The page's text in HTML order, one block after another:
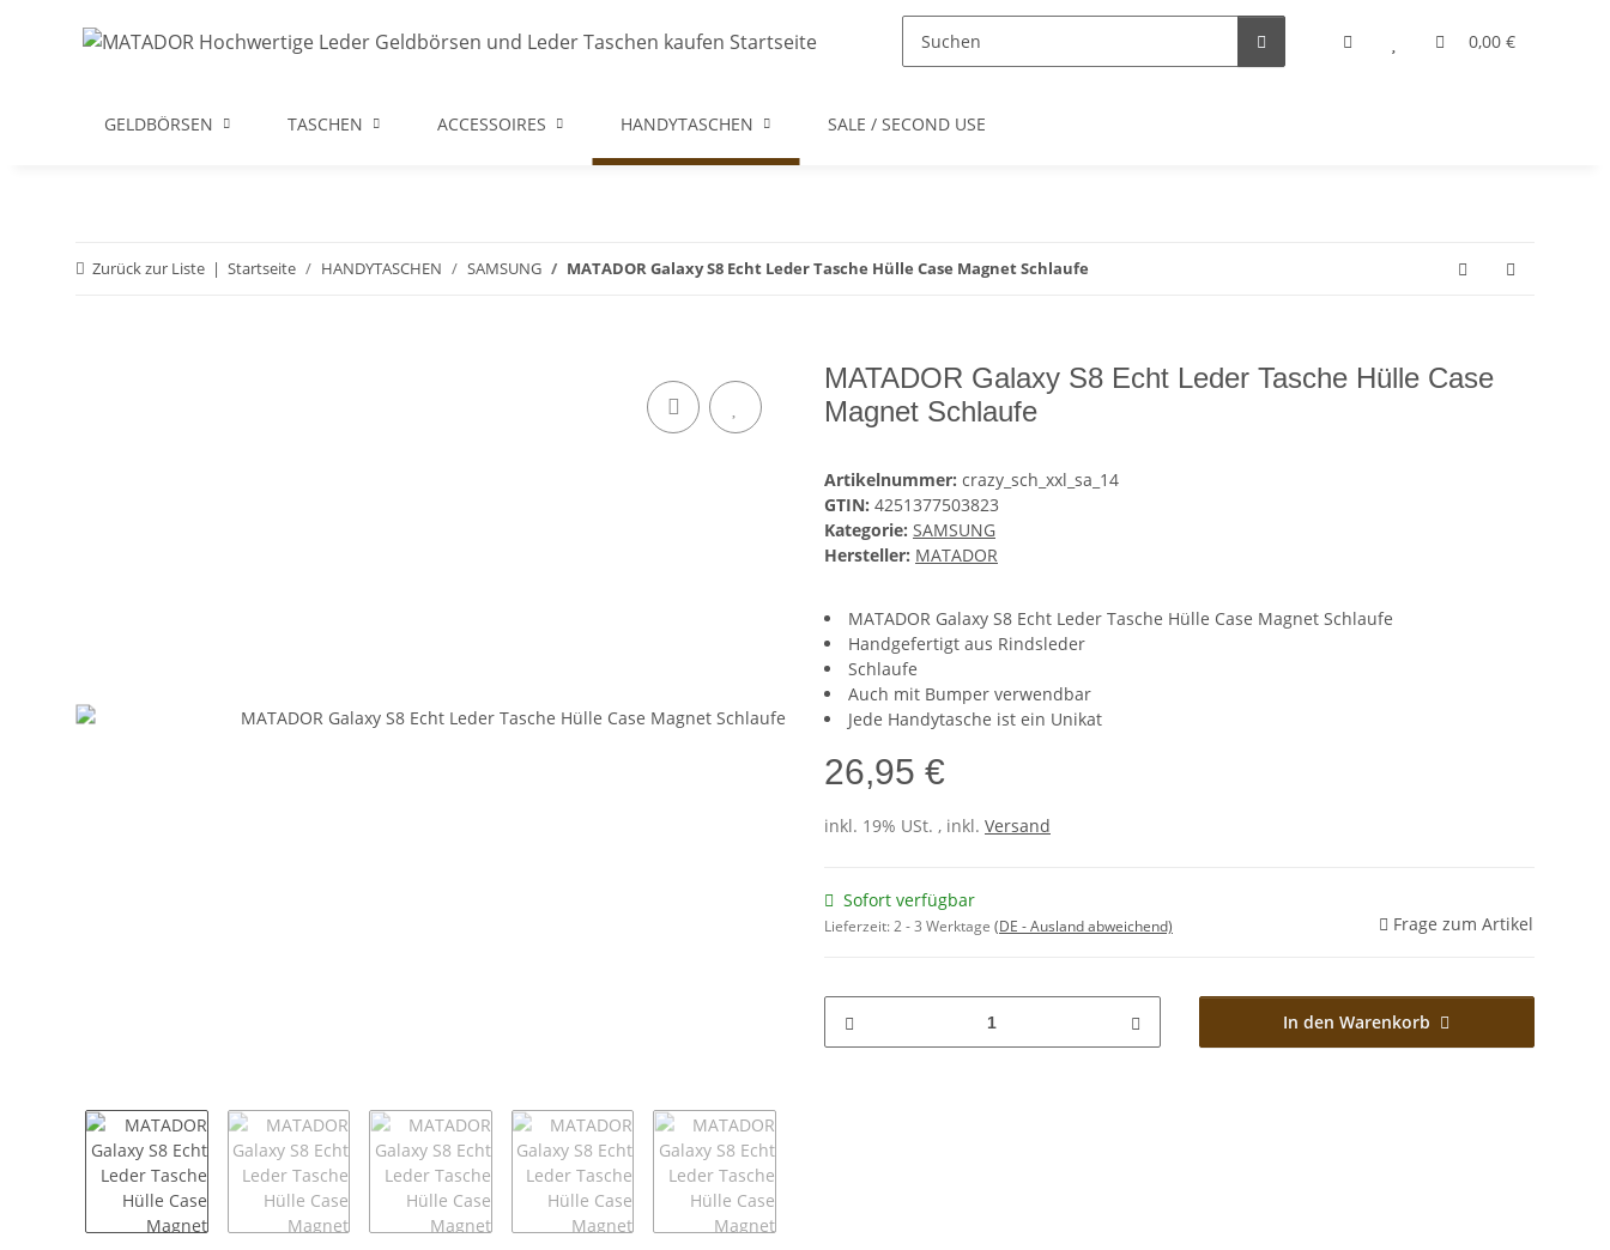
0,00 €
GELDBÖRSEN TASCHEN ACCESSOIRES HANDYTASCHEN SALE / SECOND USE
Zurück zur Liste Startseite HANDYTASCHEN SAMSUNG MATADOR Galaxy S8 Echt Leder Tasche Hülle Case Magnet Schlaufe
MATADOR Galaxy S8 Echt Leder Tasche Hülle Case
Magnet Schlaufe
Artikelnummer: crazy_sch_xxl_sa_14
GTIN: 4251377503823
Kategorie: SAMSUNG
Hersteller: MATADOR
MATADOR Galaxy S8 Echt Leder Tasche Hülle Case Magnet Schlaufe
Handgefertigt aus Rindsleder
Schlaufe
Auch mit Bumper verwendbar
Jede Handytasche ist ein Unikat
26,95 €
inkl. 19% USt. , inkl. Versand
Sofort verfügbar
Lieferzeit:2 - 3 Werktage (DE - Ausland abweichend) Frage zum Artikel
In den Warenkorb